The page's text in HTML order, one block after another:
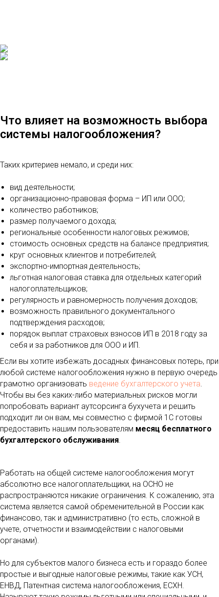
Что влияет на возможность выбора
системы налогообложения?
Таких критериев немало, и среди них:
вид деятельности;
организационно-правовая форма – ИП или ООО;
количество работников;
размер получаемого дохода;
региональные особенности налоговых режимов;
стоимость основных средств на балансе предприятия;
круг основных клиентов и потребителей;
экспортно-импортная деятельность;
льготная налоговая ставка для отдельных категорий
налогоплательщиков;
регулярность и равномерность получения доходов;
возможность правильного документального
подтверждения расходов;
порядок выплат страховых взносов ИП в 2018 году за
себя и за работников для ООО и ИП.
Если вы хотите избежать досадных финансовых потерь, при
любой системе налогообложения нужно в первую очередь
грамотно организовать ведение бухгалтерского учета.
Чтобы вы без каких-либо материальных рисков могли
попробовать вариант аутсорсинга бухучета и решить
подходит ли он вам, мы совместно с фирмой 1С готовы
предоставить нашим пользователям месяц бесплатного
бухгалтерского обслуживания.
Работать на общей системе налогообложения могут
абсолютно все налогоплательщики, на ОСНО не
распространяются никакие ограничения. К сожалению, эта
система является самой обременительной в России как
финансово, так и административно (то есть, сложной в
учете, отчетности и взаимодействии с налоговыми
органами).
Но для субъектов малого бизнеса есть и гораздо более
простые и выгодные налоговые режимы, такие как УСН,
ЕНВД, Патентная система налогообложения, ЕСХН.